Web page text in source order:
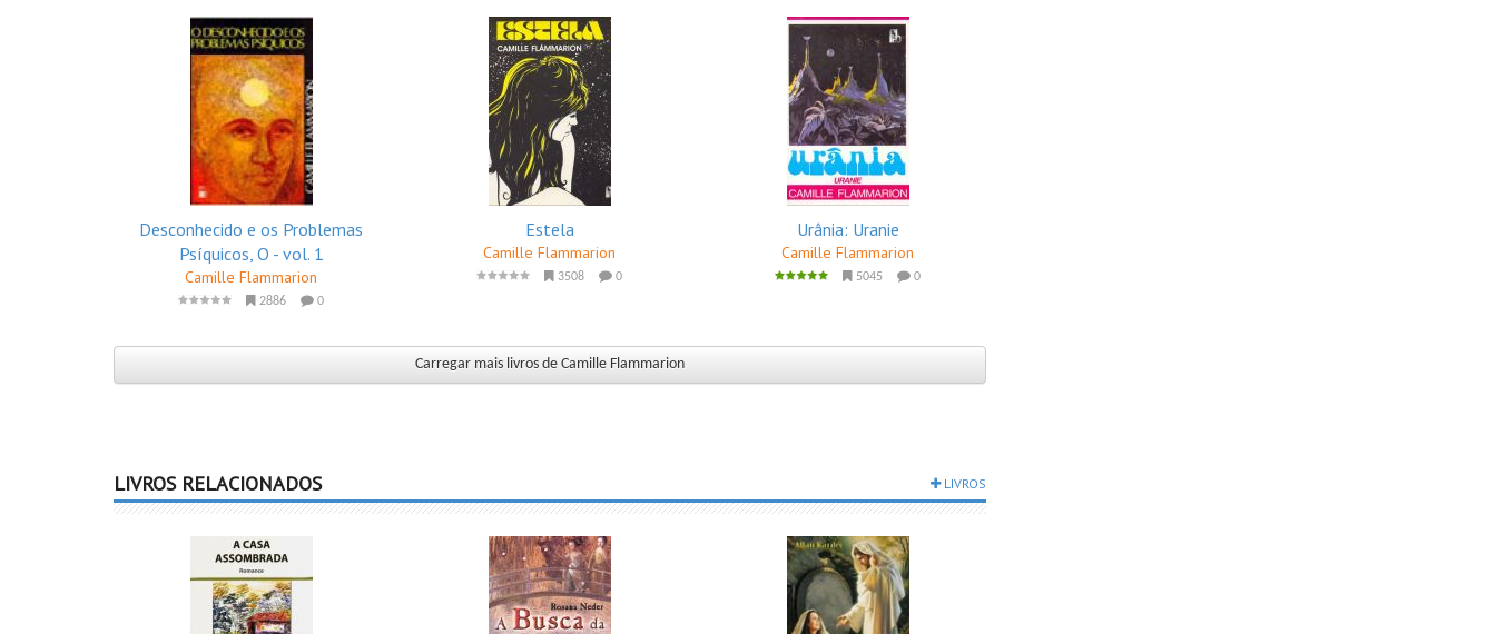
Desconhecido e os Problemas
Psíquicos, O - vol. 1
Camille Flammarion
2886 0
Estela
Camille Flammarion
3508 0
Urânia: Uranie
Camille Flammarion
5045 0
Carregar mais livros de Camille Flammarion
LIVROS RELACIONADOS LIVROS